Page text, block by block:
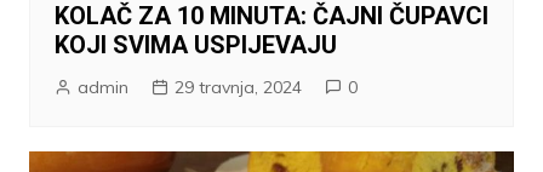
KOLAČ ZA 10 MINUTA: ČAJNI ČUPAVCI
KOJI SVIMA USPIJEVAJU
admin 29 travnja, 2024 0